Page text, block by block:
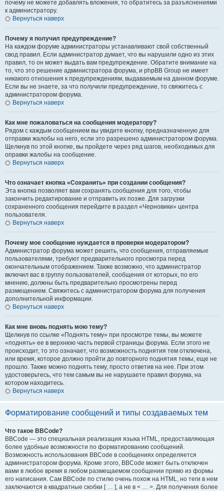
почему не можете добавлять вложения, то обратитесь за разъяснениями
к администратору.
Вернуться наверх
Почему я получил предупреждение?
На каждом форуме администраторы устанавливают свой собственный
свод правил. Если администратор думает, что вы нарушили одно из этих
правил, то он может выдать вам предупреждение. Обратите внимание на
то, что это решение администратора форума, и phpBB Group не имеет
никакого отношения к предупреждениям, выдаваемым на данном форуме.
Если вы не знаете, за что получили предупреждение, то свяжитесь с
администратором форума.
Вернуться наверх
Как мне пожаловаться на сообщения модератору?
Рядом с каждым сообщением вы увидите кнопку, предназначенную для
отправки жалобы на него, если это разрешено администратором форума.
Щелкнув по этой кнопке, вы пройдете через ряд шагов, необходимых для
оправки жалобы на сообщение.
Вернуться наверх
Что означает кнопка «Сохранить» при создании сообщения?
Эта кнопка позволяет вам сохранять сообщения для того, чтобы
закончить редактирование и отправить их позже. Для загрузки
сохраненного сообщения перейдите в раздел «Черновики» центра
пользователя.
Вернуться наверх
Почему мое сообщение нуждается в проверки модератором?
Администратор форума может решить, что сообщения, отправляемые
пользователями, требуют предварительного просмотра перед
окончательным отображением. Также возможно, что администратор
включил вас в группу пользователей, сообщения от которых, по его
мнению, должны быть предварительно просмотрены перед
размещением. Свяжитесь с администратором форума для получения
дополнительной информации.
Вернуться наверх
Как мне вновь поднять мою тему?
Щелкнув по ссылке «Поднять тему» при просмотре темы, вы можете
«поднять» ее в верхнюю часть первой страницы форума. Если этого не
происходит, то это означает, что возможность поднятия тем отключена,
или время, которое должно пройти до повторного поднятия темы, еще не
прошло. Также можно поднять тему, просто ответив на нее. При этом
удостоверьтесь, что тем самым вы не нарушаете правил форума, на
котором находитесь.
Вернуться наверх
Форматирование сообщений и типы создаваемых тем
Что такое BBCode?
BBCode — это специальная реализация языка HTML, предоставляющая
более удобные возможности по форматированию сообщений.
Возможность использования BBCode в сообщениях определяется
администратором форума. Кроме этого, BBCode может быть отключен
вами в любое время в любом размещаемом сообщении прямо из формы
его написания. Сам BBCode по стилю очень похож на HTML, но теги в нем
заключаются в квадратные скобки [ … ], а не в < … >. Для получения более